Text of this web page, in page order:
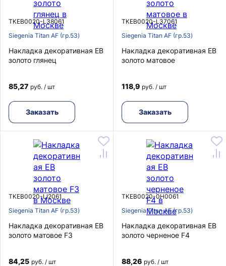
TKEB0020-L38061
Siegenia Titan AF (гр.53)
Накладка декоративная EB
золото глянец
85,27 руб. / шт
Заказать
TKEB0020-L37061
Siegenia Titan AF (гр.53)
Накладка декоративная EB
золото матовое
118,9 руб. / шт
Заказать
TKEB0020-LI2061
Siegenia Titan AF (гр.53)
Накладка декоративная EB
золото матовое F3
84,25 руб. / шт
TKEB0020-0H0061
Siegenia Titan AF (гр.53)
Накладка декоративная EB
золото черненое F4
88,26 руб. / шт